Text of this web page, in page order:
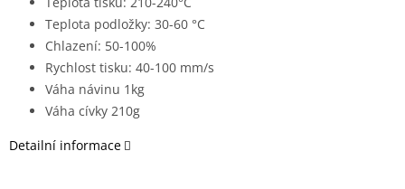
Teplota podložky: 30-60 °C
Chlazení: 50-100%
Rychlost tisku: 40-100 mm/s
Váha návinu 1kg
Váha cívky 210g
Detailní informace